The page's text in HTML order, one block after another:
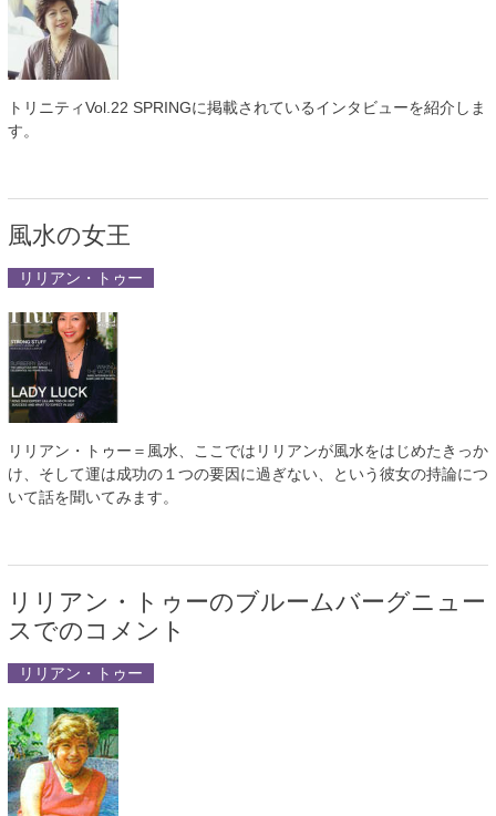
トリニティVol.22 SPRINGに掲載されているインタビューを紹介しま
す。
風水の女王
リリアン・トゥー
リリアン・トゥー＝風水、ここではリリアンが風水をはじめたきっか
け、そして運は成功の１つの要因に過ぎない、という彼女の持論につ
いて話を聞いてみます。
リリアン・トゥーのブルームバーグニュー
スでのコメント
リリアン・トゥー